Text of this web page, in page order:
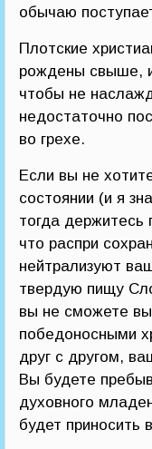
обычаю
Плотские
рождены свыше,
чтобы не
недостаточно
во грехе.
Если вы не
состоянии (и я
тогда
что распри
нейтрализуют
твердую пищу
вы не сможете
победоносными
друг с другом,
Вы будете
духовного
будет приносить